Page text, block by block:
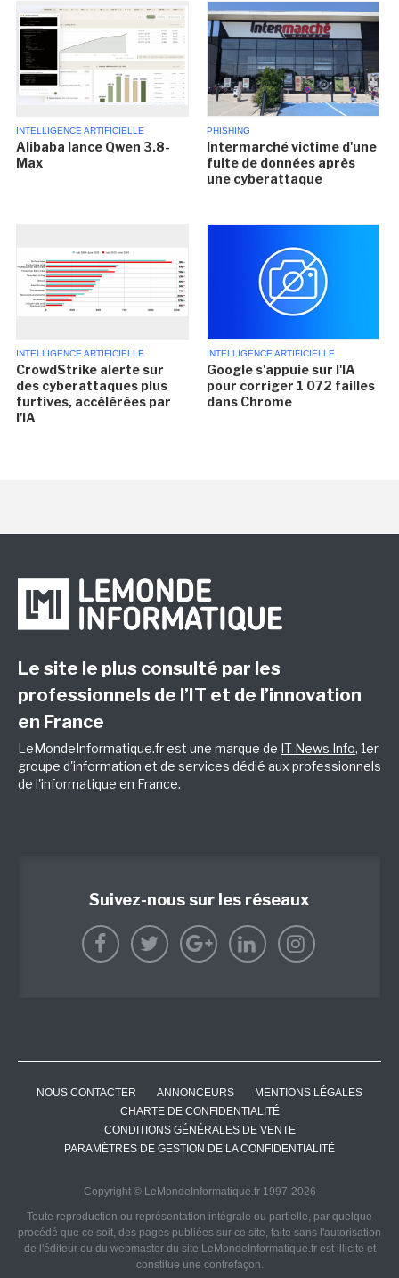
INTELLIGENCE ARTIFICIELLE
Alibaba lance Qwen 3.8-
Max
PHISHING
Intermarché victime d'une
fuite de données après
une cyberattaque
INTELLIGENCE ARTIFICIELLE
CrowdStrike alerte sur
des cyberattaques plus
furtives, accélérées par
l'IA
INTELLIGENCE ARTIFICIELLE
Google s'appuie sur l'IA
pour corriger 1 072 failles
dans Chrome
Le site le plus consulté par les
professionnels de l’IT et de l’innovation
en France
LeMondeInformatique.fr est une marque de IT News Info, 1er
groupe d'information et de services dédié aux professionnels
de l'informatique en France.
Suivez-nous sur les réseaux
NOUS CONTACTER ANNONCEURS
MENTIONS LÉGALES
CHARTE DE CONFIDENTIALITÉ
CONDITIONS GÉNÉRALES DE VENTE
PARAMÈTRES DE GESTION DE LA CONFIDENTIALITÉ
Copyright © LeMondeInformatique.fr 1997-2026
Toute reproduction ou représentation intégrale ou partielle, par quelque
procédé que ce soit, des pages publiées sur ce site, faite sans l'autorisation
de l'éditeur ou du webmaster du site LeMondeInformatique.fr est illicite et
constitue une contrefaçon.